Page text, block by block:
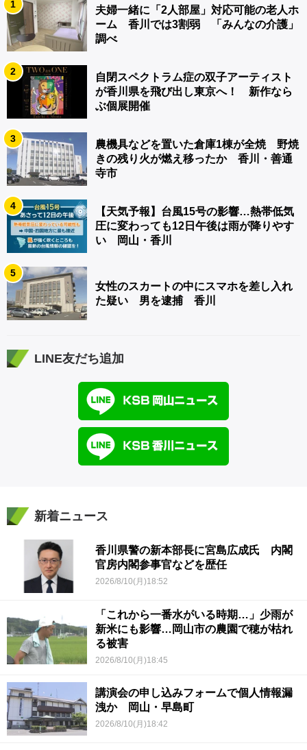
1
夫婦一緒に「2人部屋」対応可能の老人ホ
ーム 香川では3割弱 「みんなの介護」
調べ
2
自閉スペクトラム症の双子アーティスト
が香川県を飛び出し東京へ！ 新作なら
ぶ個展開催
3
農機具などを置いた倉庫1棟が全焼 野焼
きの残り火が燃え移ったか 香川・善通
寺市
4
【天気予報】台風15号の影響…熱帯低気
圧に変わっても12日午後は雨が降りやす
い 岡山・香川
5
女性のスカートの中にスマホを差し入れ
た疑い 男を逮捕 香川
LINE友だち追加
新着ニュース
香川県警の新本部長に宮島広成氏 内閣
官房内閣参事官などを歴任
2026/8/10(月)18:52
「これから一番水がいる時期…」少雨が
新米にも影響…岡山市の農園で穂が枯れ
る被害
2026/8/10(月)18:45
講演会の申し込みフォームで個人情報漏
洩か 岡山・早島町
2026/8/10(月)18:42